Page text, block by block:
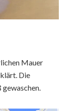
Mauer
Die